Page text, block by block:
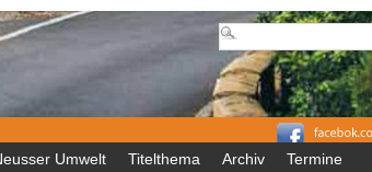
Umwelt Titelthema Archiv Termine